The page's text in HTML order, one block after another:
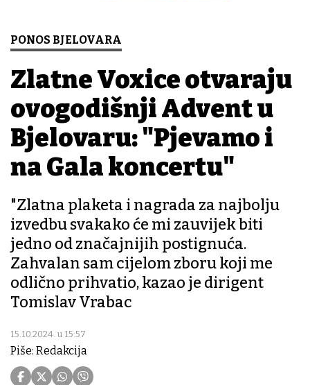
PONOS BJELOVARA
Zlatne Voxice otvaraju
ovogodišnji Advent u
Bjelovaru: "Pjevamo i
na Gala koncertu"
"Zlatna plaketa i nagrada za najbolju
izvedbu svakako će mi zauvijek biti
jedno od značajnijih postignuća.
Zahvalan sam cijelom zboru koji me
odlično prihvatio, kazao je dirigent
Tomislav Vrabac
15.10.2024. u 15:57
Piše: Redakcija